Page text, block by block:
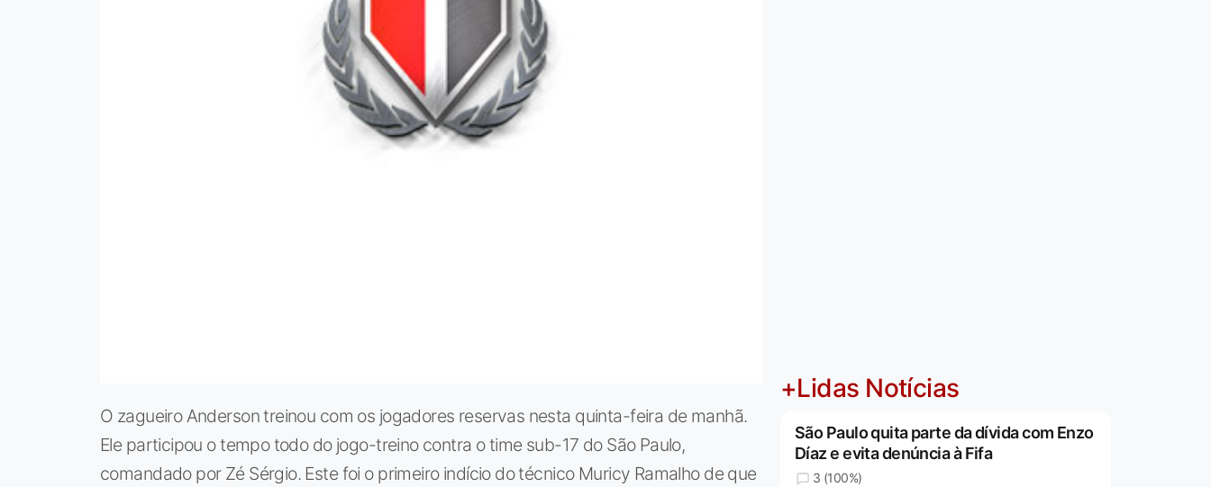
O zagueiro Anderson treinou com os jogadores reservas nesta quinta-feira de manhã.
Ele participou o tempo todo do jogo-treino contra o time sub-17 do São Paulo,
comandado por Zé Sérgio. Este foi o primeiro indício do técnico Muricy Ramalho de que
+Lidas Notícias
São Paulo quita parte da dívida com Enzo
Díaz e evita denúncia à Fifa
3 (100%)